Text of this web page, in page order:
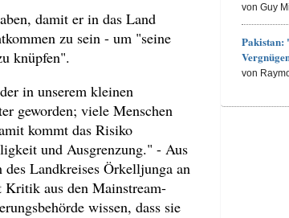
damit er in das Land
zu sein - um "seine
knüpfen".
in unserem kleinen
geworden; viele Menschen
kommt das Risiko
und Ausgrenzung." - Aus
Landkreises Örkelljunga an
aus den Mainstream-
wissen, dass sie
von Guy
Pakistan:
von